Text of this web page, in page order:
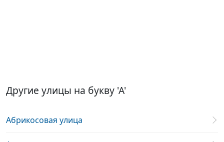
Другие улицы на букву 'А'
Абрикосовая улица